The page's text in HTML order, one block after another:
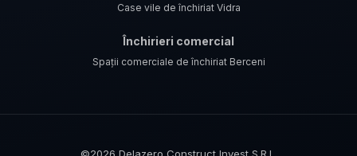
Case vile de închiriat Vidra
Închirieri comercial
Spații comerciale de închiriat Berceni